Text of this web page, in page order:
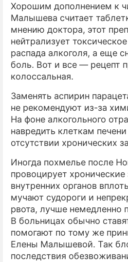
Хорошим дополнением к
Малышева считает
мнению доктора, этот
нейтрализует
распада алкоголя, а еще
боль. Вот и все — рецепт
колоссальная.
Заменять аспирин
не рекомендуют из-за
На фоне алкогольного
навредить клеткам
отсутствии хронических
Иногда похмелье после
провоцирует хронические
внутренних органов
мучают судороги и
рвота, лучше немедленно
В больницах обычно
помогают по тому же
Елены Малышевой. Так
последствия